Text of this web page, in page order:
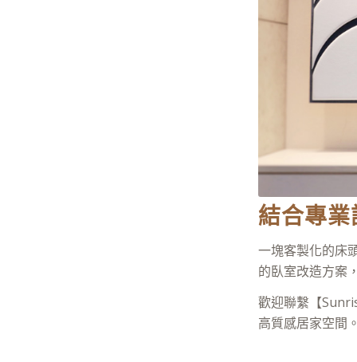
結合專
一塊客製化的床
的臥室改造方案
歡迎聯繫【
高質感居家空間